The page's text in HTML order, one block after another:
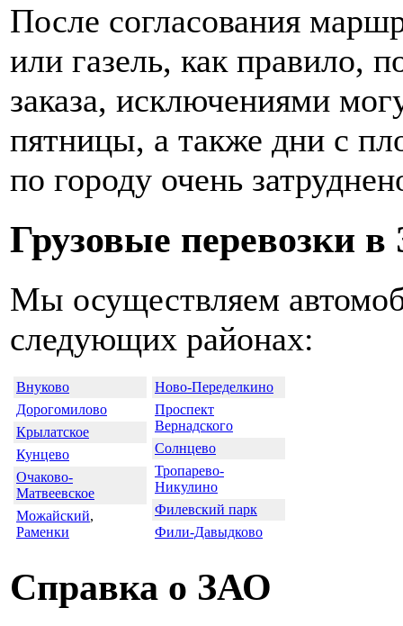
После согласования
или газель, как правило,
заказа, исключениями
пятницы, а также дни с
по городу очень
Грузовые перевозки
Мы осуществляем
следующих районах:
Внуково
Дорогомилово
Крылатское
Кунцево
Очаково-
Матвеевское
Можайский,
Раменки
Ново-Переделкино
Проспект
Вернадского
Солнцево
Тропарево-
Никулино
Филевский парк
Фили-Давыдково
Справка о ЗАО